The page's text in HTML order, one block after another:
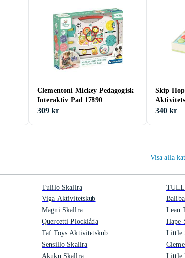
Clementoni Mickey Pedagogisk
Interaktiv Pad 17890
309 kr
Skip
340 kr
Visa alla
Tulilo Skallra
Viga Aktivitetskub
Magni Skallra
Quercetti Plocklåda
Taf Toys Aktivitetskub
Sensillo Skallra
Akuku Skallra
Lean
Hape
Little
Little